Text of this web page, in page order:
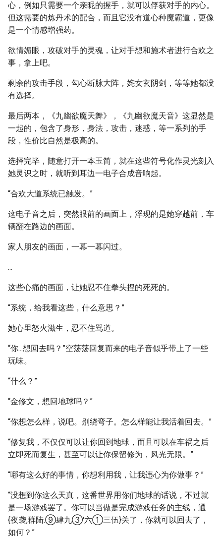
心，例如只需要一个亲昵的握手，就可以俘获对手的内心。
但这需要的炼丹术的配合，而且它没有道心种魔霸道，更像
是一个情感增强药。
欲情媚眼，攻破对手的灵魂，让对手想和施术者进行合欢之
事，拿上吧。
剩余的攻击手段，勾心断脉大阵，姹女玄阴剑，等等她都没
有选择。
最后两本，《九幽欲魔天舞》，《九幽欲魔天音》这显然是
一起的，包含了身形，身法，攻击，迷惑，等一系列的手
段，性价比自然是极高的。
选择完毕，随意打开一本玉简，就在这些符号化作灵光刻入
她灵识之时，就听到耳边一电子合成音响起。
“合欢大道系统已触发。”
这电子音之后，突然眼前的画面上，浮现的是她穿越前，车
辆翻在路边的画面。
家人朋友的画面，一幕一幕闪过。
...
这些心痛的画面，让她忍不住拳头捏的死死的。
“系统，给我看这些，什么意思？”
她心里怒火滋生，忍不住骂道。
“你...想回去吗？”空荡荡回复而来的电子音似乎带上了一些
玩味。
“什么？”
“金修文，想回地球吗？”
“你想怎么样，说吧。别绕弯子。怎么样能让我活着回去。”
“修复我，不仅仅可以让你回到地球，而且可以在车祸之后
立即死而复生，甚至可以让你保留修为，风光无限。”
“哪有这么好的事情，你想利用我，让我违心为你做事？”
“没想到你这么天真，这番世界用你们地球的话说，不过就
是一场游戏罢了。你可以当做是完成游戏任务的主线，通
{夜袭,群陆.⑨肆九③'六①三伍}关了，你就可以回去了，
如何？”